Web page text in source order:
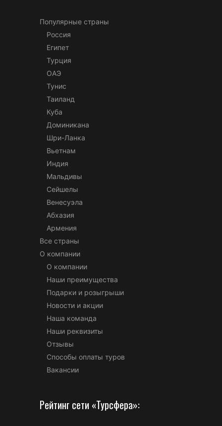
Популярные страны
Россия
Египет
Турция
ОАЭ
Тунис
Таиланд
Куба
Доминикана
Шри-Ланка
Вьетнам
Индия
Мальдивы
Сейшелы
Венесуэла
Абхазия
Армения
Все страны
О компании
О компании
Наши преимущества
Подарки и розыгрыши
Новости и акции
Наша команда
Наши реквизиты
Отзывы
Способы оплаты туров
Вакансии
Рейтинг сети «Турсфера»: